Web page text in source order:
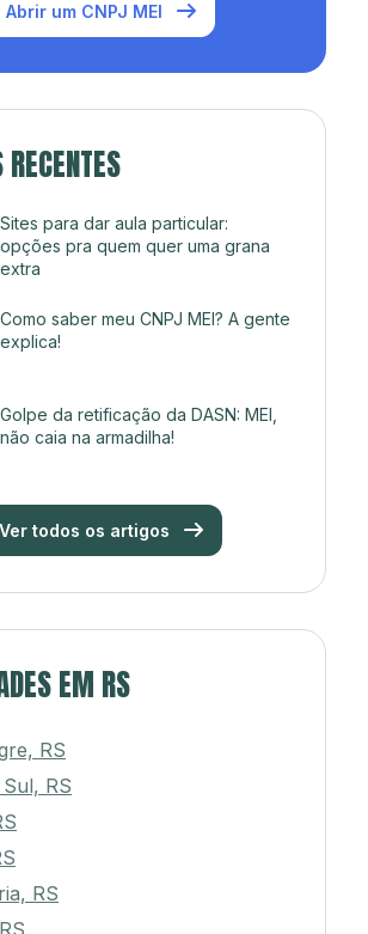
Abrir um CNPJ MEI
Sites para dar aula particular:
opções pra quem quer uma grana
extra
Como saber meu CNPJ MEI? A gente
explica!
Golpe da retificação da DASN: MEI,
não caia na armadilha!
Ver todos os artigos
EM RS
RS
RS
RS